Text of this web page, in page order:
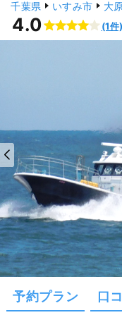
千葉県 いすみ市 大
4.0 (1件)
予約プラン 口